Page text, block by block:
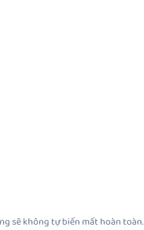
sẽ không tự biến mất hoàn toàn.